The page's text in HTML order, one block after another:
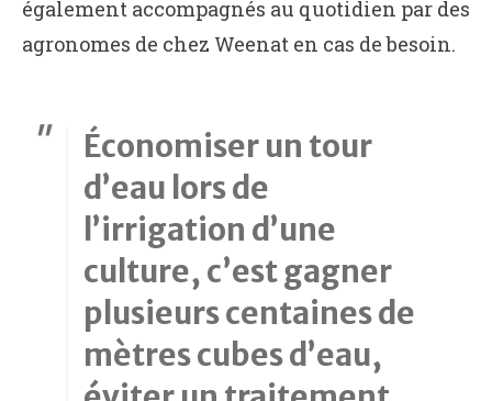
également accompagnés au quotidien par des
agronomes de chez Weenat en cas de besoin.
Économiser un tour
d’eau lors de
l’irrigation d’une
culture, c’est gagner
plusieurs centaines de
mètres cubes d’eau,